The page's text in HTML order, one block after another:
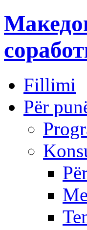
Fillimi
Për